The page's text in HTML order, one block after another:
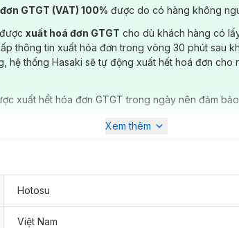
GTGT (VAT) 100% được do có hàng không
xuất hoá đơn GTGT cho dù khách hàng có
thông tin xuất hóa đơn trong vòng 30 phút sau
hệ thống Hasaki sẽ tự động xuất hết hoá đơn
xuất hết hóa đơn GTGT trong ngày nên đảm
Xem thêm
Hotosu
Việt Nam